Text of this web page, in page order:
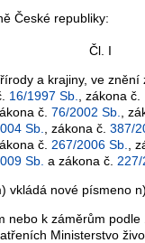
České republiky:
Čl. I
a krajiny, ve
16/1997 Sb. , zákona č.
č. 76/2002 Sb.
,
Sb. , zákona č. 387/
č. 267/2006 Sb.
,
Sb. a zákona č.
nové písmeno
k záměrům podle
Ministerstvo
náhrady
škody